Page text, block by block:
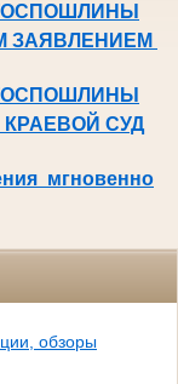
ЗАЯВЛЕНИЕМ
СУД
мгновенно
обзоры